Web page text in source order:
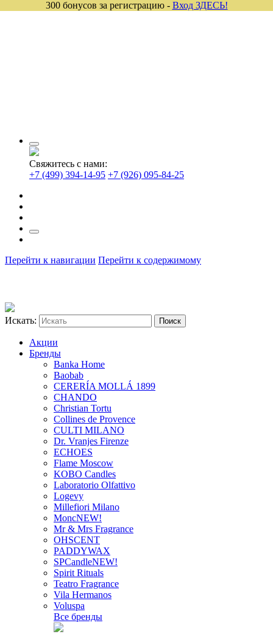
Свяжитесь с нами:
+7 (499) 394-14-95 +7 (926) 095-84-25
Перейти к навигации Перейти к содержимому
Искать:
Акции
Бренды
Banka Home
Baobab
CERERÍA MOLLÁ 1899
CHANDO
Christian Tortu
Collines de Provence
CULTI MILANO
Dr. Vranjes Firenze
ECHOES
Flame Moscow
KOBO Candles
Laboratorio Olfattivo
Logevy
Millefiori Milano
MoncNEW!
Mr & Mrs Fragrance
OHSCENT
PADDYWAX
SPCandleNEW!
Spirit Rituals
Teatro Fragrance
Vila Hermanos
Voluspa
Все бренды
300 бонусов за регистрацию - Вход ЗДЕСЬ!